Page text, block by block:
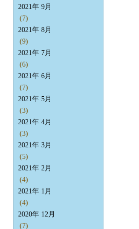
2021年 9月
(7)
2021年 8月
(9)
2021年 7月
(6)
2021年 6月
(7)
2021年 5月
(3)
2021年 4月
(3)
2021年 3月
(5)
2021年 2月
(4)
2021年 1月
(4)
2020年 12月
(7)